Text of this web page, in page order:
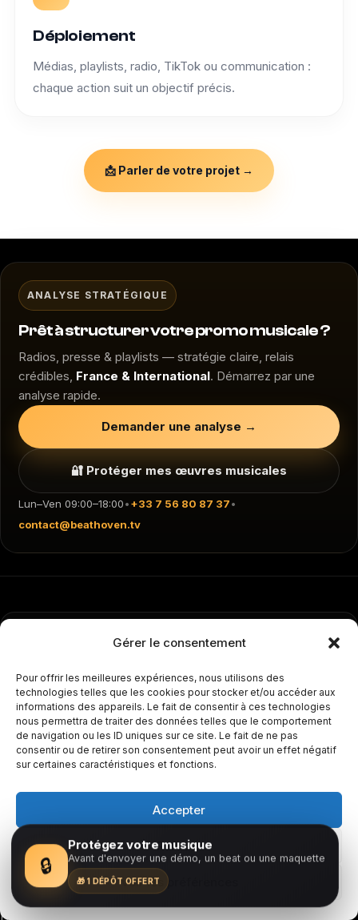
Gérer le consentement
Pour offrir les meilleures expériences, nous utilisons des
technologies telles que les cookies pour stocker et/ou accéder aux
informations des appareils. Le fait de consentir à ces technologies
nous permettra de traiter des données telles que le comportement
de navigation ou les ID uniques sur ce site. Le fait de ne pas
consentir ou de retirer son consentement peut avoir un effet négatif
sur certaines caractéristiques et fonctions.
Accepter
Refuser
Voir les préférences
Déploiement
Médias, playlists, radio, TikTok ou communication :
chaque action suit un objectif précis.
📩 Parler de votre projet →
ANALYSE STRATÉGIQUE
Prêt à structurer votre promo musicale ?
Radios, presse & playlists — stratégie claire, relais
crédibles, France & International. Démarrez par une
analyse rapide.
Demander une analyse →
🔐 Protéger mes œuvres musicales
Lun–Ven 09:00–18:00•+33 7 56 80 87 37•
contact@beathoven.tv
Agence de promotion musicalepour artistes, managers
et labels : radio, RP, playlists & marketing. Méthode
structurée, recommandations actionnables,sans
survente.
Relais crédibles Plan d'action clair
Voir les services
Démarrer
🔒
Protégez votre musique
Avant d'envoyer une démo, un beat ou une maquette
🎁 1 DÉPÔT OFFERT